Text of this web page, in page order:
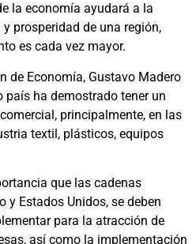
la economía ayudará a la
prosperidad de una región,
es cada vez mayor.
de Economía, Gustavo Madero
país ha demostrado tener un
principalmente, en las
textil, plásticos, equipos
que las cadenas
y Estados Unidos, se deben
para la atracción de
así como la implementación